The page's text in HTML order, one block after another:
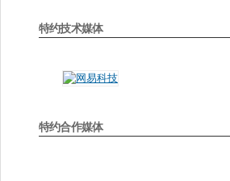
特约技术媒体
特约合作媒体